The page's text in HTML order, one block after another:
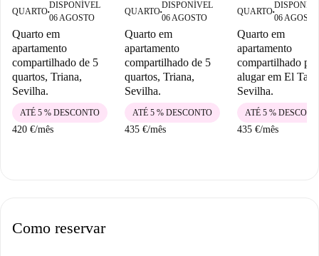
QUARTO■
DISPONÍVEL
06 AGOSTO
Quarto em
apartamento
compartilhado de 5
quartos, Triana,
Sevilha.
420 €/mês
ATÉ 5 % DESCONTO
QUARTO■
DISPONÍVEL
06 AGOSTO
Quarto em
apartamento
compartilhado de 5
quartos, Triana,
Sevilha.
435 €/mês
ATÉ 5 % DESCONTO
QUARTO■
06 AGOSTO
Quarto em
apartamento
compartilhado
alugar em El
Sevilha.
435 €/mês
ATÉ 5 %
Como reservar